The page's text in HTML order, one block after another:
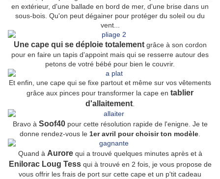
en extérieur, d'une ballade en bord de mer, d'une brise dans un
sous-bois. Qu'on peut dégainer pour protéger du soleil ou du
vent...
Une cape qui se déploie totalementgrâce à son cordon
pour en faire un tapis d'appoint mais qui se resserre autour des
petons de votré bébé pour bien le couvrir.
Et enfin, une cape qui se fixe partout et même sur vos vêtements
grâce aux pinces pour transformer la cape en tablier
d'allaitement
Bravo à Soof40pour cette résolution rapide de l'enigne. Je te
donne rendez-vous le 1er avril pour choisir ton modèle
Quand à Aurorequi a trouvé quelques minutes après et à
Enilorac Loug Tessqui à trouvé en 2 fois, je vous propose de
vous offrir les frais de port sur cette cape et un p'tit cadeau